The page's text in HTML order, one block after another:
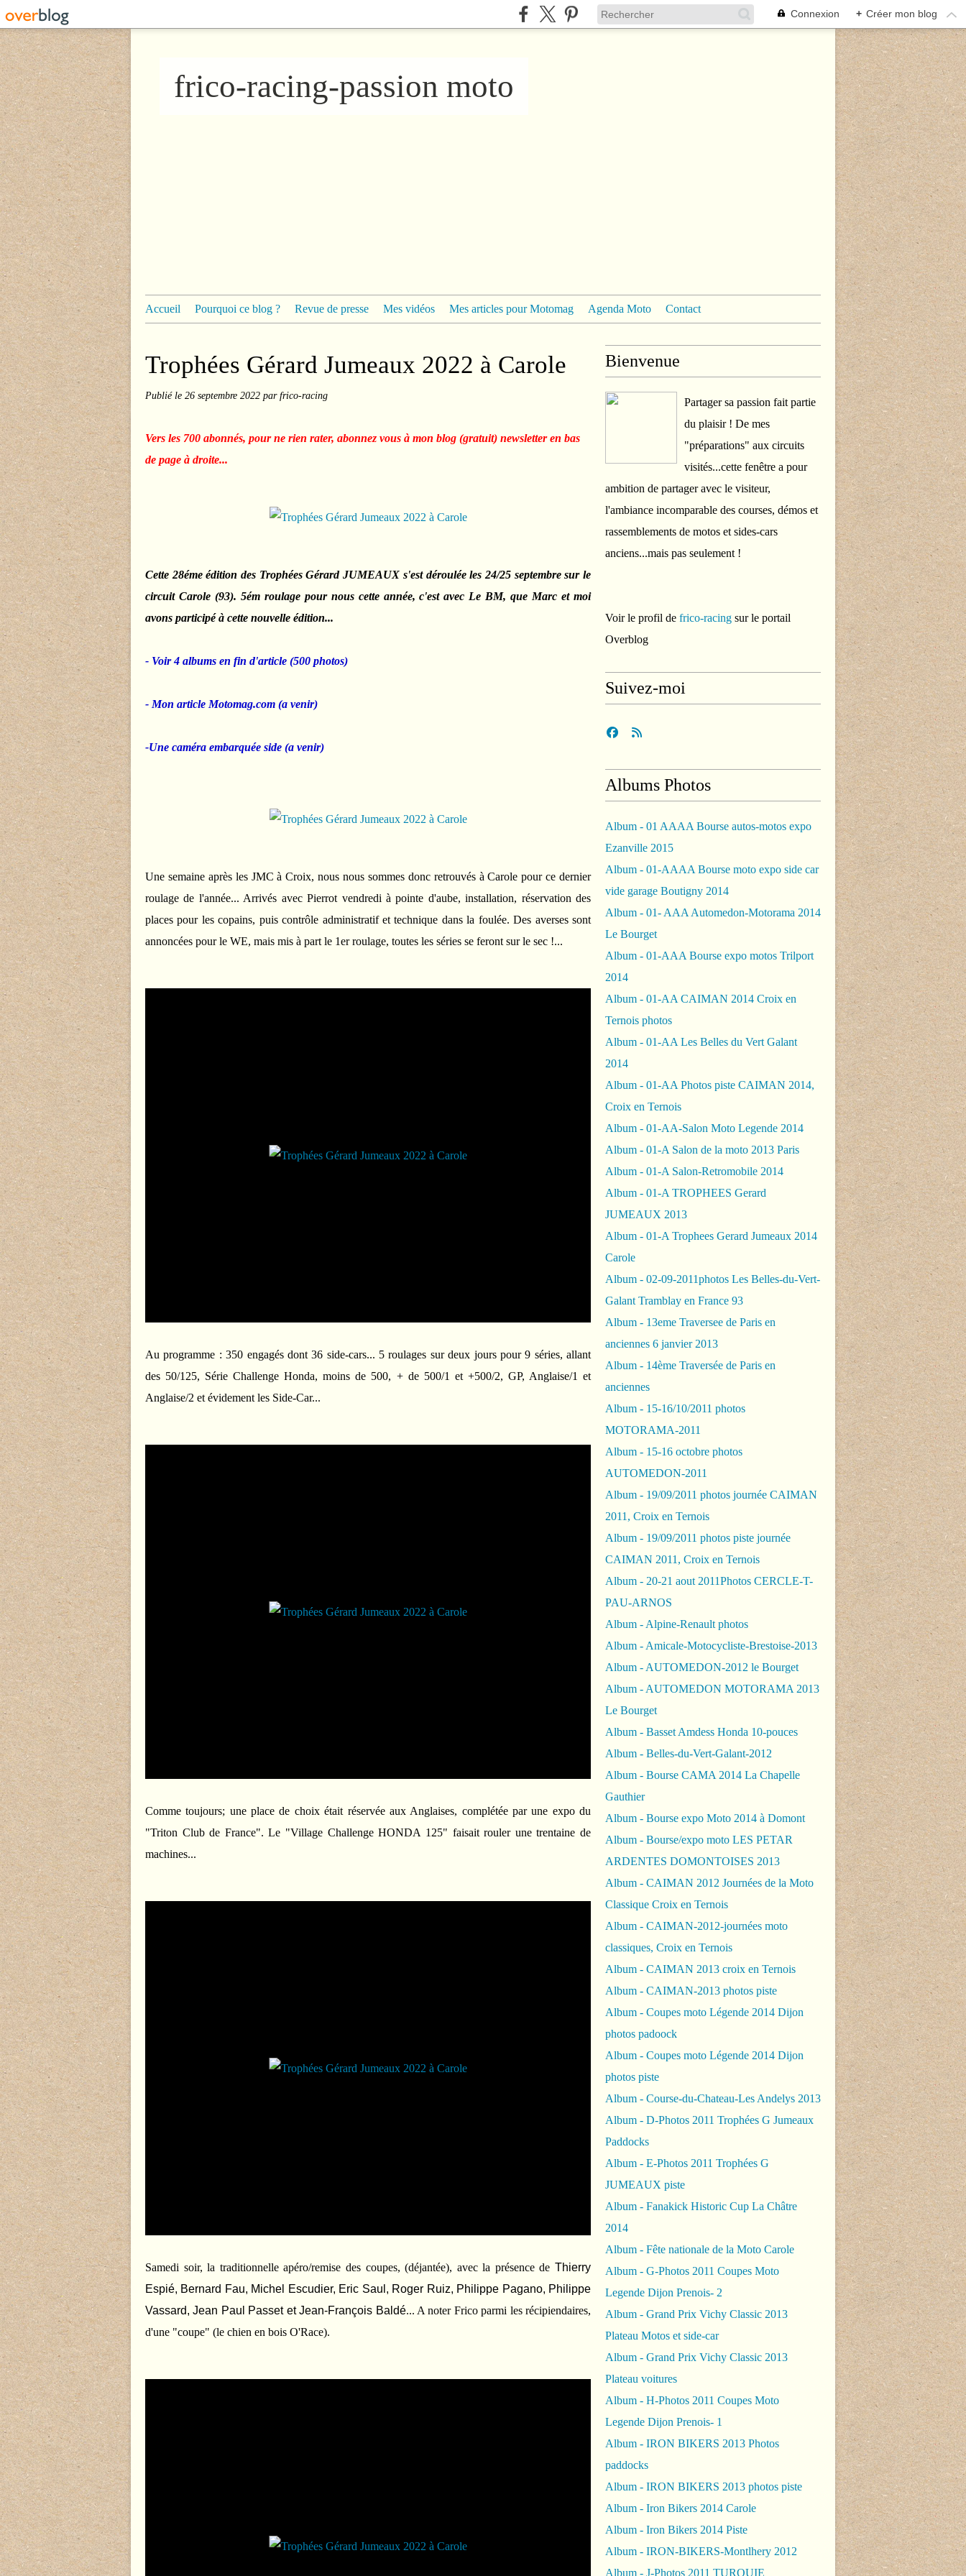
Connexion + Créer mon blog
frico-racing-passion moto
Accueil Pourquoi ce blog ? Revue de presse Mes vidéos Mes articles pour Motomag Agenda Moto Contact
Trophées Gérard Jumeaux 2022 à Carole
Publié le 26 septembre 2022 par frico-racing
Vers les 700 abonnés, pour ne rien rater, abonnez vous à mon blog (gratuit) newsletter en bas
de page à droite...
Cette 28éme édition des Trophées Gérard JUMEAUX s'est déroulée les 24/25 septembre sur le
circuit Carole (93). 5ém roulage pour nous cette année, c'est avec Le BM, que Marc et moi
avons participé à cette nouvelle édition...
- Voir 4 albums en fin d'article (500 photos)
- Mon article Motomag.com (a venir)
-Une caméra embarquée side (a venir)
Une semaine après les JMC à Croix, nous nous sommes donc retrouvés à Carole pour ce dernier
roulage de l'année... Arrivés avec Pierrot vendredi à pointe d'aube, installation, réservation des
places pour les copains, puis contrôle administratif et technique dans la foulée. Des averses sont
annoncées pour le WE, mais mis à part le 1er roulage, toutes les séries se feront sur le sec !...
Au programme :350 engagés dont 36 side-cars... 5 roulages sur deux jours pour 9 séries, allant
des 50/125, Série Challenge Honda, moins de 500, + de 500/1 et +500/2, GP, Anglaise/1 et
Anglaise/2 et évidement les Side-Car...
Comme toujours; une place de choix était réservée aux Anglaises, complétée par une expo du
"Triton Club de France". Le "Village Challenge HONDA 125" faisait rouler une trentaine de
machines...
Samedi soir, la traditionnelle apéro/remise des coupes, (déjantée), avec la présence de Thierry
Espié, Bernard Fau, Michel Escudier, Eric Saul, Roger Ruiz, Philippe Pagano, Philippe
Vassard, Jean Paul Passet et Jean-François Baldé... A noter Frico parmi les récipiendaires,
d'une "coupe" (le chien en bois O'Race).
Bienvenue
Partager sa passion fait partie
du plaisir ! De mes
"préparations" aux circuits
visités...cette fenêtre a pour
ambition de partager avec le visiteur,
l'ambiance incomparable des courses, démos et
rassemblements de motos et sides-cars
anciens...mais pas seulement !
Voir le profil de frico-racing sur le portail
Overblog
Suivez-moi
Albums Photos
Album - 01 AAAA Bourse autos-motos expo
Ezanville 2015
Album - 01-AAAA Bourse moto expo side car
vide garage Boutigny 2014
Album - 01- AAA Automedon-Motorama 2014
Le Bourget
Album - 01-AAA Bourse expo motos Trilport
2014
Album - 01-AA CAIMAN 2014 Croix en
Ternois photos
Album - 01-AA Les Belles du Vert Galant
2014
Album - 01-AA Photos piste CAIMAN 2014,
Croix en Ternois
Album - 01-AA-Salon Moto Legende 2014
Album - 01-A Salon de la moto 2013 Paris
Album - 01-A Salon-Retromobile 2014
Album - 01-A TROPHEES Gerard
JUMEAUX 2013
Album - 01-A Trophees Gerard Jumeaux 2014
Carole
Album - 02-09-2011photos Les Belles-du-Vert-
Galant Tramblay en France 93
Album - 13eme Traversee de Paris en
anciennes 6 janvier 2013
Album - 14ème Traversée de Paris en
anciennes
Album - 15-16/10/2011 photos
MOTORAMA-2011
Album - 15-16 octobre photos
AUTOMEDON-2011
Album - 19/09/2011 photos journée CAIMAN
2011, Croix en Ternois
Album - 19/09/2011 photos piste journée
CAIMAN 2011, Croix en Ternois
Album - 20-21 aout 2011Photos CERCLE-T-
PAU-ARNOS
Album - Alpine-Renault photos
Album - Amicale-Motocycliste-Brestoise-2013
Album - AUTOMEDON-2012 le Bourget
Album - AUTOMEDON MOTORAMA 2013
Le Bourget
Album - Basset Amdess Honda 10-pouces
Album - Belles-du-Vert-Galant-2012
Album - Bourse CAMA 2014 La Chapelle
Gauthier
Album - Bourse expo Moto 2014 à Domont
Album - Bourse/expo moto LES PETAR
ARDENTES DOMONTOISES 2013
Album - CAIMAN 2012 Journées de la Moto
Classique Croix en Ternois
Album - CAIMAN-2012-journées moto
classiques, Croix en Ternois
Album - CAIMAN 2013 croix en Ternois
Album - CAIMAN-2013 photos piste
Album - Coupes moto Légende 2014 Dijon
photos padoock
Album - Coupes moto Légende 2014 Dijon
photos piste
Album - Course-du-Chateau-Les Andelys 2013
Album - D-Photos 2011 Trophées G Jumeaux
Paddocks
Album - E-Photos 2011 Trophées G
JUMEAUX piste
Album - Fanakick Historic Cup La Châtre
2014
Album - Fête nationale de la Moto Carole
Album - G-Photos 2011 Coupes Moto
Legende Dijon Prenois- 2
Album - Grand Prix Vichy Classic 2013
Plateau Motos et side-car
Album - Grand Prix Vichy Classic 2013
Plateau voitures
Album - H-Photos 2011 Coupes Moto
Legende Dijon Prenois- 1
Album - IRON BIKERS 2013 Photos
paddocks
Album - IRON BIKERS 2013 photos piste
Album - Iron Bikers 2014 Carole
Album - Iron Bikers 2014 Piste
Album - IRON-BIKERS-Montlhery 2012
Album - J-Photos 2011 TURQUIE